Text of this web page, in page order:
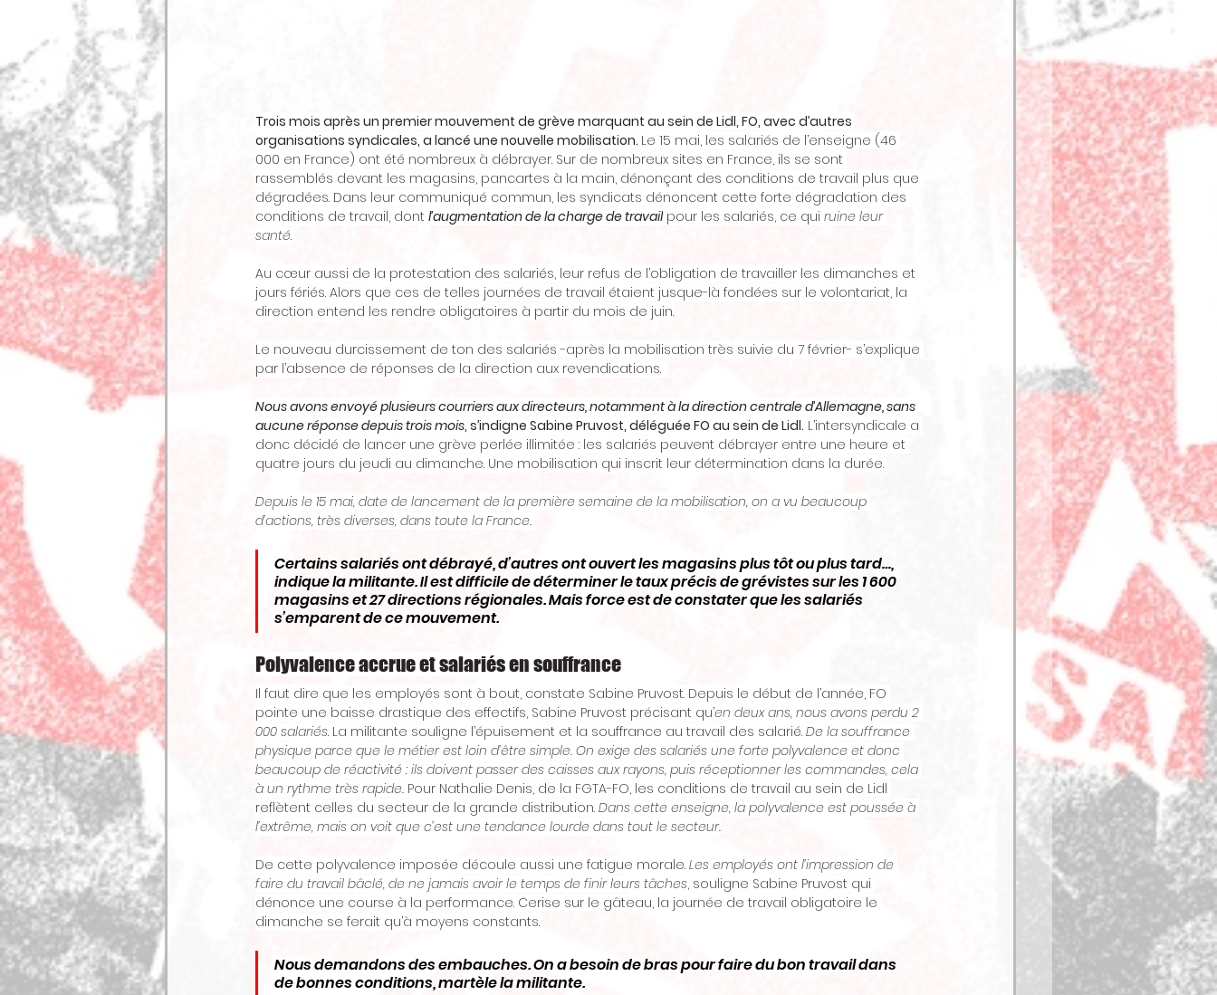
Trois mois après un premier mouvement de grève marquant au sein de Lidl, FO, avec d’autres
organisations syndicales, a lancé une nouvelle mobilisation. Le 15 mai, les salariés de l’enseigne (46
000 en France) ont été nombreux à débrayer. Sur de nombreux sites en France, ils se sont
rassemblés devant les magasins, pancartes à la main, dénonçant des conditions de travail plus que
dégradées. Dans leur communiqué commun, les syndicats dénoncent cette forte dégradation des
conditions de travail, dont l’augmentation de la charge de travail pour les salariés, ce qui ruine leur
santé.
Au cœur aussi de la protestation des salariés, leur refus de l’obligation de travailler les dimanches et
jours fériés. Alors que ces de telles journées de travail étaient jusque-là fondées sur le volontariat, la
direction entend les rendre obligatoires à partir du mois de juin.
Le nouveau durcissement de ton des salariés -après la mobilisation très suivie du 7 février- s’explique
par l’absence de réponses de la direction aux revendications.
Nous avons envoyé plusieurs courriers aux directeurs, notamment à la direction centrale d’Allemagne, sans
aucune réponse depuis trois mois, s’indigne Sabine Pruvost, déléguée FO au sein de Lidl. L’intersyndicale a
donc décidé de lancer une grève perlée illimitée : les salariés peuvent débrayer entre une heure et
quatre jours du jeudi au dimanche. Une mobilisation qui inscrit leur détermination dans la durée.
Depuis le 15 mai, date de lancement de la première semaine de la mobilisation, on a vu beaucoup
d’actions, très diverses, dans toute la France.
Certains salariés ont débrayé, d’autres ont ouvert les magasins plus tôt ou plus tard…,
indique la militante. Il est difficile de déterminer le taux précis de grévistes sur les 1 600
magasins et 27 directions régionales. Mais force est de constater que les salariés
s’emparent de ce mouvement.
Polyvalence accrue et salariés en souffrance
Il faut dire que les employés sont à bout, constate Sabine Pruvost. Depuis le début de l’année, FO
pointe une baisse drastique des effectifs, Sabine Pruvost précisant qu’en deux ans, nous avons perdu 2
000 salariés. La militante souligne l’épuisement et la souffrance au travail des salarié. De la souffrance
physique parce que le métier est loin d’être simple. On exige des salariés une forte polyvalence et donc
beaucoup de réactivité : ils doivent passer des caisses aux rayons, puis réceptionner les commandes, cela
à un rythme très rapide. Pour Nathalie Denis, de la FGTA-FO, les conditions de travail au sein de Lidl
reflètent celles du secteur de la grande distribution. Dans cette enseigne, la polyvalence est poussée à
l’extrême, mais on voit que c’est une tendance lourde dans tout le secteur.
De cette polyvalence imposée découle aussi une fatigue morale. Les employés ont l’impression de
faire du travail bâclé, de ne jamais avoir le temps de finir leurs tâches, souligne Sabine Pruvost qui
dénonce une course à la performance. Cerise sur le gâteau, la journée de travail obligatoire le
dimanche se ferait qu’à moyens constants.
Nous demandons des embauches. On a besoin de bras pour faire du bon travail dans
de bonnes conditions, martèle la militante.